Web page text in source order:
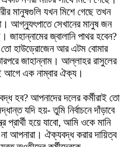
মানুষগুলি যখন মিশে গেছে তখন
আগ্ন্যুৎপাতে সেখানের মানুষ জন
জাহান্নামের জ্বালানি পাথর হবেন?
হাউড্রোজেন আর এটম বোমার
জাহান্নাম। আল্লাহর রাসুলের
এক নাম্বার ঐক্য।
হব? আপনাদের দলের কর্মীরাই তো
যদি হয়- তুমি নির্বাচনে দাঁড়াবে
প্রার্থী হয়ে যাবো, আমি ওকে মানি
আপনারা। ঐক্যবদ্ধ করার দায়িত্ব